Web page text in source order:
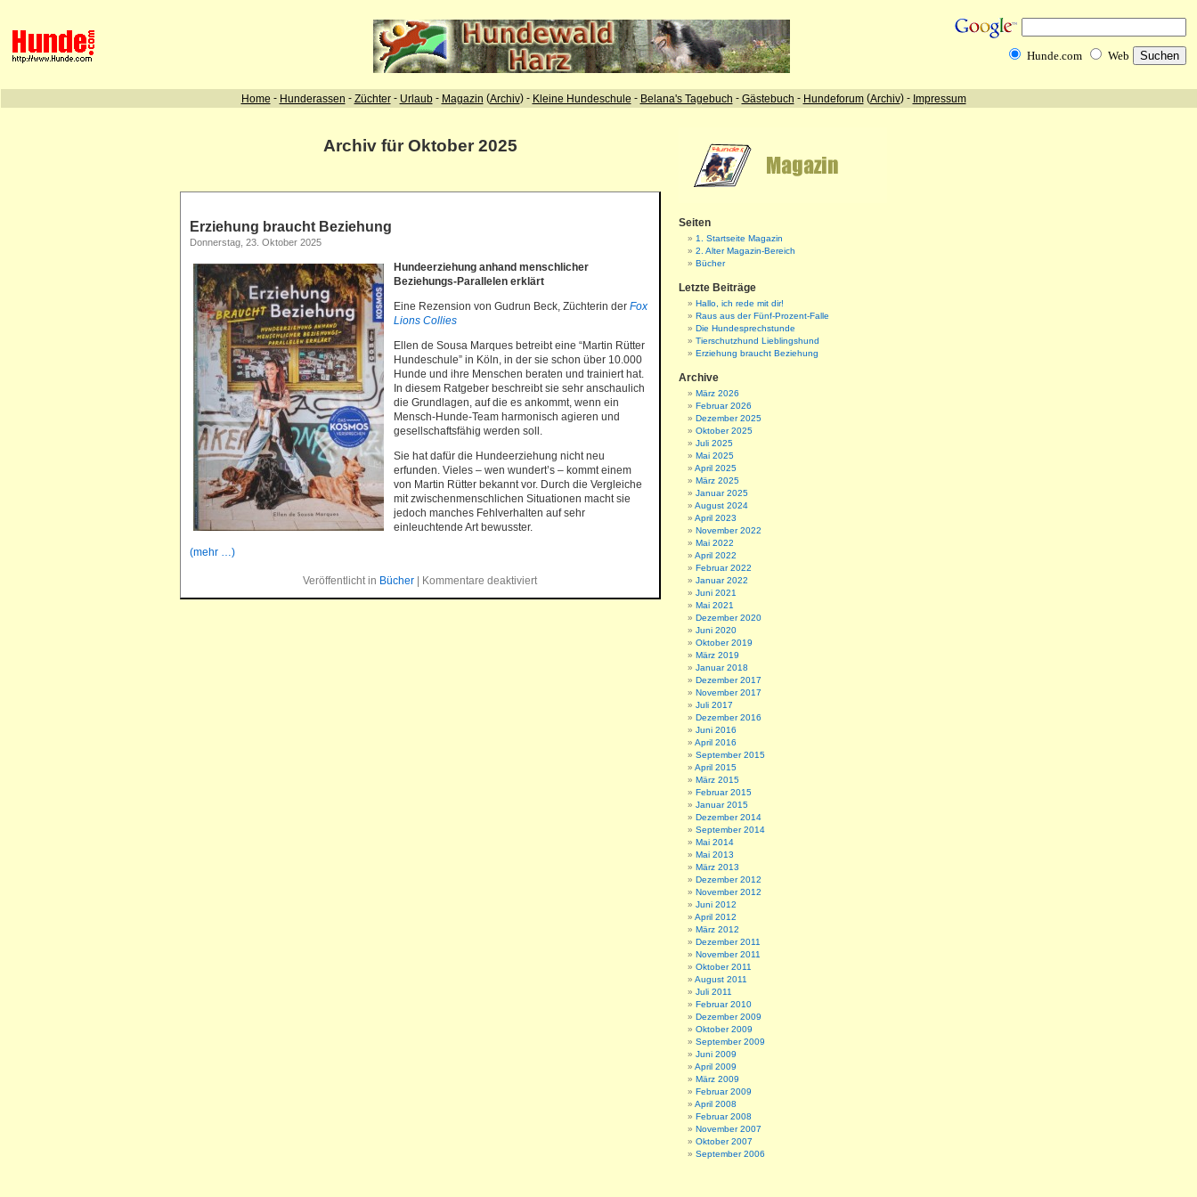
Archiv für Oktober 2025
Erziehung braucht Beziehung
Donnerstag, 23. Oktober 2025
Hundeerziehung anhand menschlicher
Beziehungs-Parallelen erklärt
Eine Rezension von Gudrun Beck, Züchterin der Fox
Lions Collies
Ellen de Sousa Marques betreibt eine “Martin Rütter
Hundeschule” in Köln, in der sie schon über 10.000
Hunde und ihre Menschen beraten und trainiert hat.
In diesem Ratgeber beschreibt sie sehr anschaulich
die Grundlagen, auf die es ankommt, wenn ein
Mensch-Hunde-Team harmonisch agieren und
gesellschaftsfähig werden soll.
Sie hat dafür die Hundeerziehung nicht neu
erfunden. Vieles – wen wundert’s – kommt einem
von Martin Rütter bekannt vor. Durch die Vergleiche
mit zwischenmenschlichen Situationen macht sie
jedoch manches Fehlverhalten auf sehr
einleuchtende Art bewusster.
(mehr …)
Veröffentlicht in Bücher Kommentare deaktiviert
Seiten
1. Startseite Magazin
2. Alter Magazin-Bereich
Bücher
Letzte Beiträge
Hallo, ich rede mit dir!
Raus aus der Fünf-Prozent-Falle
Die Hundesprechstunde
Tierschutzhund Lieblingshund
Erziehung braucht Beziehung
Archive
März 2026
Februar 2026
Dezember 2025
Oktober 2025
Juli 2025
Mai 2025
April 2025
März 2025
Januar 2025
August 2024
April 2023
November 2022
Mai 2022
April 2022
Februar 2022
Januar 2022
Juni 2021
Mai 2021
Dezember 2020
Juni 2020
Oktober 2019
März 2019
Januar 2018
Dezember 2017
November 2017
Juli 2017
Dezember 2016
Juni 2016
April 2016
September 2015
April 2015
März 2015
Februar 2015
Januar 2015
Dezember 2014
September 2014
Mai 2014
Mai 2013
März 2013
Dezember 2012
November 2012
Juni 2012
April 2012
März 2012
Dezember 2011
November 2011
Oktober 2011
August 2011
Juli 2011
Februar 2010
Dezember 2009
Oktober 2009
September 2009
Juni 2009
April 2009
März 2009
Februar 2009
April 2008
Februar 2008
November 2007
Oktober 2007
September 2006